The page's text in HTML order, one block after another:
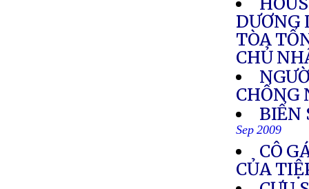
DƯƠNG
TÒA
CHỦ
CHỐNG
BIỂN
Sep 2009
CÔ
CỦA